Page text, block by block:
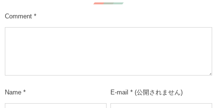
Comment *
Name * E-mail * (公開されません)